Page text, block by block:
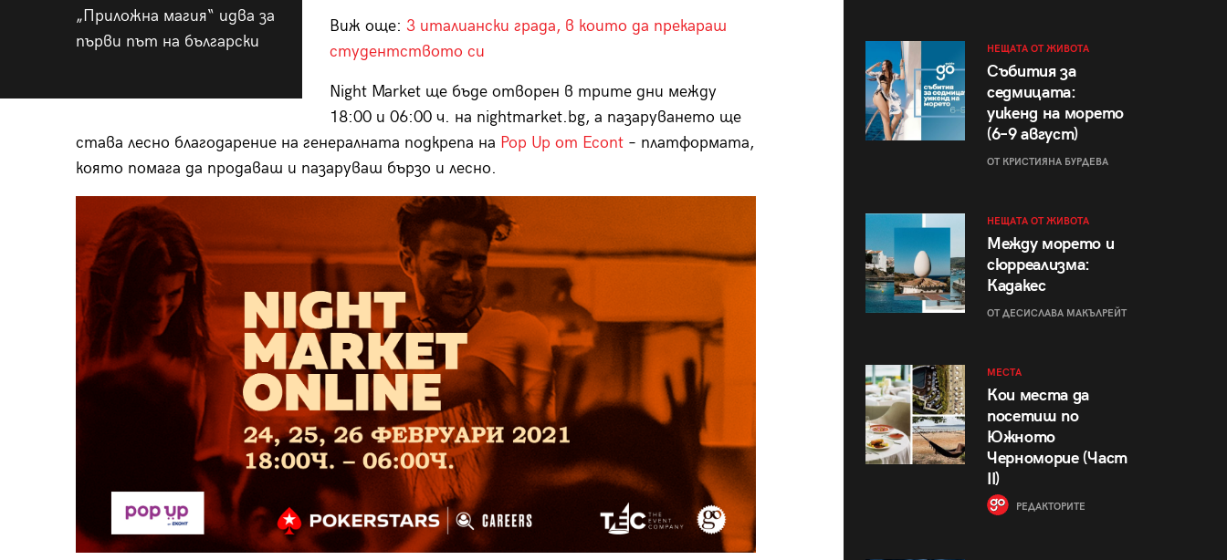
„Приложна магия“ идва за
първи път на български
Виж още: 3 италиански града, в които да прекараш
студентството си
Night Market ще бъде отворен в трите дни между
18:00 и 06:00 ч. на nightmarket.bg, а пазаруването ще
става лесно благодарение на генералната подкрепа на Pop Up от Econt– платформата,
която помага да продаваш и пазаруваш бързо и лесно.
НЕЩАТА ОТ ЖИВОТА
Събития за
седмицата:
уикенд на морето
(6–9 август)
ОТ КРИСТИЯНА БУРДЕВА
НЕЩАТА ОТ ЖИВОТА
Между морето и
сюрреализма:
Кадакес
ОТ ДЕСИСЛАВА МАКЪЛРЕЙТ
МЕСТА
Кои места да
посетиш по
Южното
Черноморие (Част
II)
РЕДАКТОРИТЕ